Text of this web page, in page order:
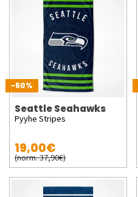
-50%
Seattle Seahawks
Pyyhe Stripes
19,00€
(norm. 37,90€)